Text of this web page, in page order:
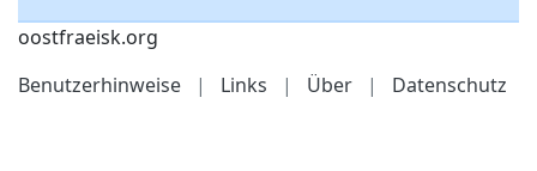
oostfraeisk.org
Benutzerhinweise
| Links | Über | Datenschutz